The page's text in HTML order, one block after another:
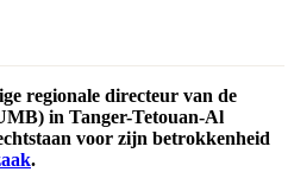
regionale directeur van de
in Tanger-Tetouan-Al
voor zijn betrokkenheid
.